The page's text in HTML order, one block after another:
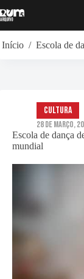
para
Início / Escola de
Escola de dança
mundial
Cultura
28 de Março,